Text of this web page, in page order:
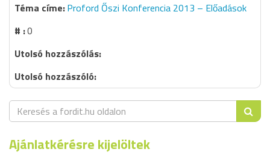
Proford Őszi Konferencia 2013 – Előadások
0
Ajánlatkérésre kijelöltek